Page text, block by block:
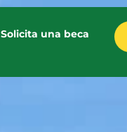
Solicita una beca